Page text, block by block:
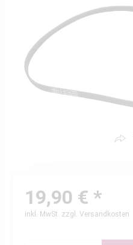
19,90 € *
inkl. MwSt. zzgl. Versandkosten